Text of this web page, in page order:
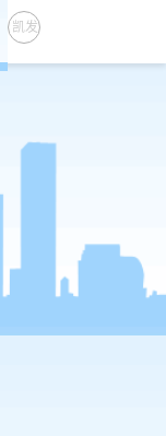
凯发